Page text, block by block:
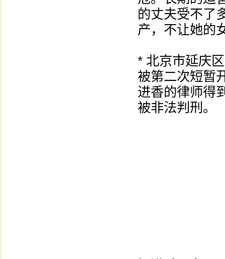
的丈夫受不了
产，不让她的
* 北京市延庆
被第二次短暂
进香的律师得
被非法判刑。